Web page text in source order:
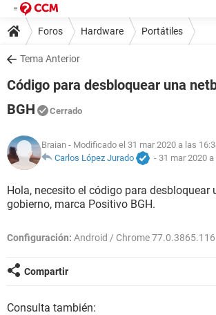
Foros Hardware Portátiles
Tema Anterior
Código para desbloquear una
BGH
Cerrado
Braian - Modificado el 31 mar 2020 a las
Carlos López Jurado
- 31 mar 2020
Hola, necesito el código para desbloquear
gobierno, marca Positivo BGH.
Configuración: Android / Chrome 77.0.3865.116
Compartir
Consulta también: